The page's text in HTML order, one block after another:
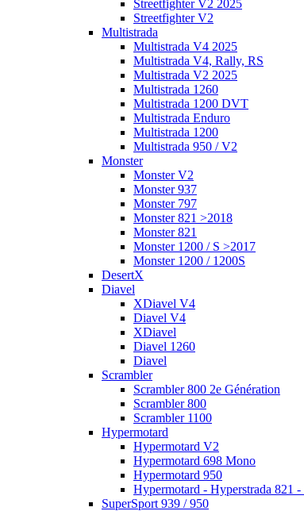
Streetfighter V2 2025
Streetfighter V2
Multistrada
Multistrada V4 2025
Multistrada V4, Rally, RS
Multistrada V2 2025
Multistrada 1260
Multistrada 1200 DVT
Multistrada Enduro
Multistrada 1200
Multistrada 950 / V2
Monster
Monster V2
Monster 937
Monster 797
Monster 821 >2018
Monster 821
Monster 1200 / S >2017
Monster 1200 / 1200S
DesertX
Diavel
XDiavel V4
Diavel V4
XDiavel
Diavel 1260
Diavel
Scrambler
Scrambler 800 2e Génération
Scrambler 800
Scrambler 1100
Hypermotard
Hypermotard V2
Hypermotard 698 Mono
Hypermotard 950
Hypermotard - Hyperstrada 821 -
SuperSport 939 / 950